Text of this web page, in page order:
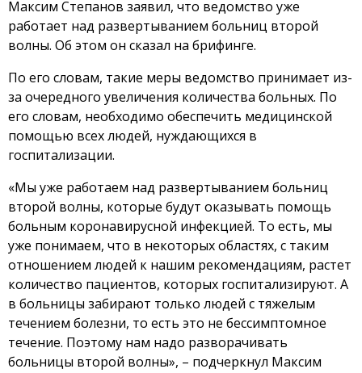
Максим Степанов заявил, что ведомство уже
работает над развертыванием больниц второй
волны. Об этом он сказал на брифинге.
По его словам, такие меры ведомство принимает из-
за очередного увеличения количества больных. По
его словам, необходимо обеспечить медицинской
помощью всех людей, нуждающихся в
госпитализации.
«Мы уже работаем над развертыванием больниц
второй волны, которые будут оказывать помощь
больным коронавирусной инфекцией. То есть, мы
уже понимаем, что в некоторых областях, с таким
отношением людей к нашим рекомендациям, растет
количество пациентов, которых госпитализируют. А
в больницы забирают только людей с тяжелым
течением болезни, то есть это не бессимптомное
течение. Поэтому нам надо разворачивать
больницы второй волны», – подчеркнул Максим